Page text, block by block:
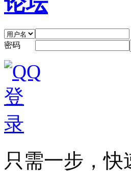
密码
只需一步，快